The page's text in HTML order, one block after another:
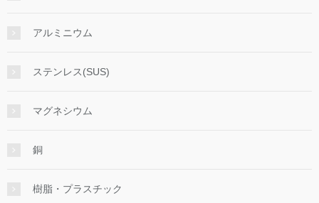
アルミニウム
ステンレス(SUS)
マグネシウム
銅
樹脂・プラスチック